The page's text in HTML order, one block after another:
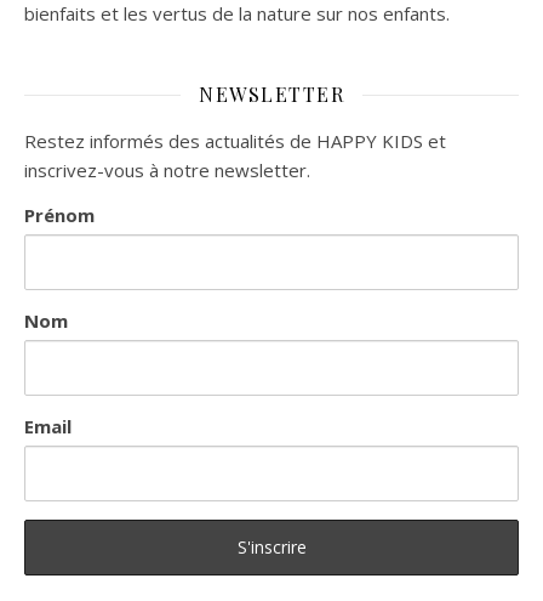
bienfaits et les vertus de la nature sur nos enfants.
NEWSLETTER
Restez informés des actualités de HAPPY KIDS et
inscrivez-vous à notre newsletter.
Prénom
Nom
Email